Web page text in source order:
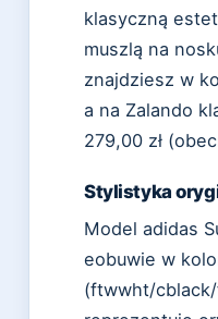
klasyczną
muszlą na
znajdziesz w
a na Zalando
279,00 zł
Stylistyka
Model adidas
eobuwie w
(ftwwht/